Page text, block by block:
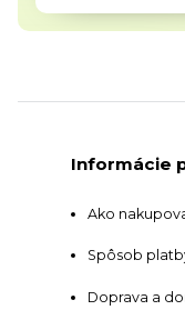
Informácie
Ako
Spôsob
Doprava a